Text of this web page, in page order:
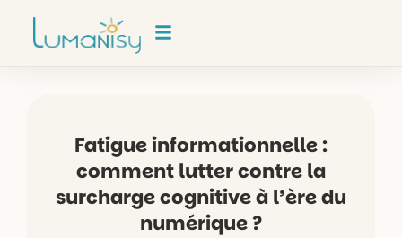
principal
contenu
Fatigue informationnelle :
comment lutter contre la
surcharge cognitive à l’ère du
numérique ?